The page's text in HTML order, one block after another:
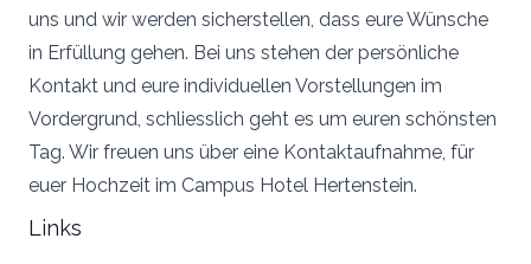
uns und wir werden sicherstellen, dass eure Wünsche
in Erfüllung gehen. Bei uns stehen der persönliche
Kontakt und eure individuellen Vorstellungen im
Vordergrund, schliesslich geht es um euren schönsten
Tag. Wir freuen uns über eine Kontaktaufnahme, für
euer Hochzeit im Campus Hotel Hertenstein.
Links